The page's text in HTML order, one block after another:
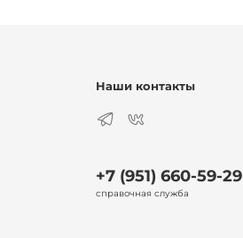
Наши контакты
+7 (951) 660-59-29
справочная служба